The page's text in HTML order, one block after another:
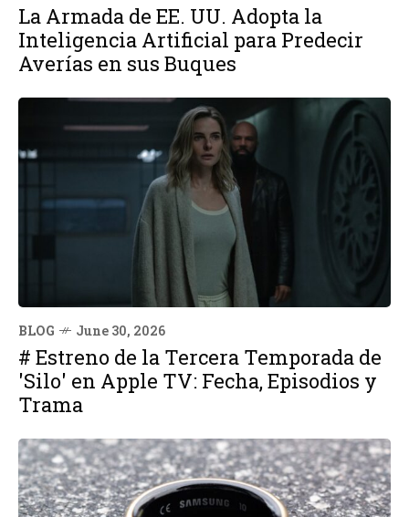
La Armada de EE. UU. Adopta la
Inteligencia Artificial para Predecir
Averías en sus Buques
BLOG June 30, 2026
# Estreno de la Tercera Temporada de
'Silo' en Apple TV: Fecha, Episodios y
Trama